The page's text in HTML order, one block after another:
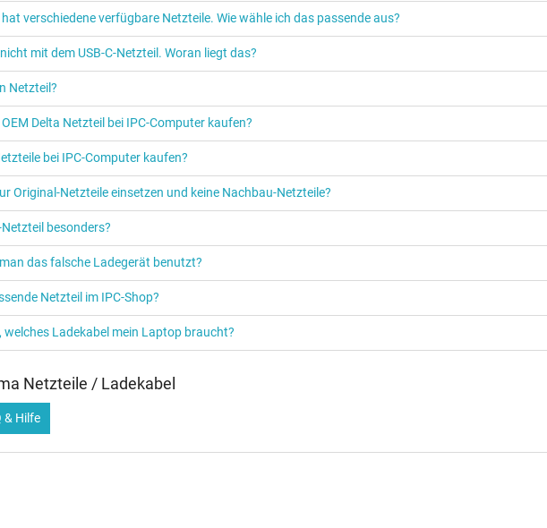
verschiedene verfügbare Netzteile. Wie wähle ich das passende aus?
mit dem USB-C-Netzteil. Woran liegt das?
Netzteil?
Delta Netzteil bei IPC‑Computer kaufen?
bei IPC‑Computer kaufen?
Original-Netzteile einsetzen und keine Nachbau-Netzteile?
besonders?
das falsche Ladegerät benutzt?
Netzteil im IPC-Shop?
welches Ladekabel mein Laptop braucht?
Netzteile / Ladekabel
& Hilfe